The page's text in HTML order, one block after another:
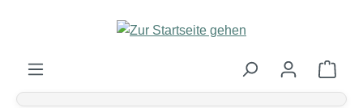
Zum Hauptinhalt springen